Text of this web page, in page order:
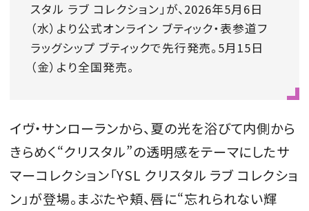
FORTUNE
SDGs
会員登録
Log in or Sign up
スタル ラブ コレクション」が、2026年5月6日
（水）より公式オンライン ブティック・表参道フ
ラッグシップ ブティックで先行発売。5月15日
（金）より全国発売。
イヴ・サンローランから、夏の光を浴びて内側から
きらめく“クリスタル”の透明感をテーマにしたサ
マーコレクション「YSL クリスタル ラブ コレクショ
ン」が登場。まぶたや頬、唇に“忘れられない輝